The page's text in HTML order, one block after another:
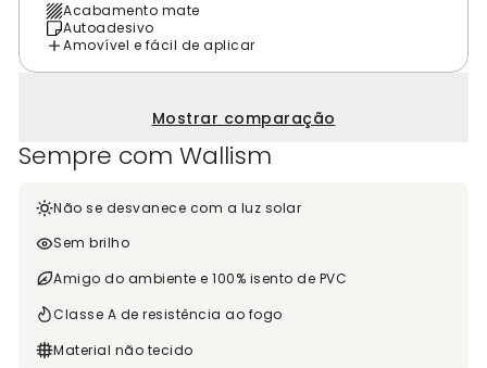
Acabamento mate
Autoadesivo
Amovível e fácil de aplicar
Mostrar comparação
Sempre com Wallism
Não se desvanece com a luz solar
Sem brilho
Amigo do ambiente e 100% isento de PVC
Classe A de resistência ao fogo
Material não tecido